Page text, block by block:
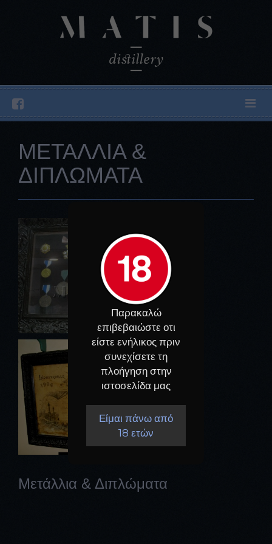
Παρακαλώ
επιβεβαιώστε οτι
είστε ενήλικος πριν
συνεχίσετε τη
πλοήγηση στην
ιστοσελίδα μας
Είμαι πάνω από
18 ετών
ΜΕΤΑΛΛΙΑ &
ΔΙΠΛΩΜΑΤΑ
Μετάλλια & Διπλώματα